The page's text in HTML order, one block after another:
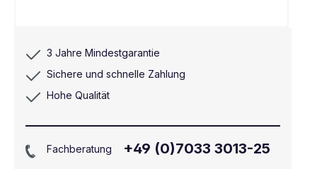
3 Jahre Mindestgarantie
Sichere und schnelle Zahlung
Hohe Qualität
Fachberatung +49 (0)7033 3013-25